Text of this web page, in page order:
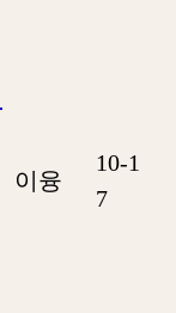
이융
10-1
7